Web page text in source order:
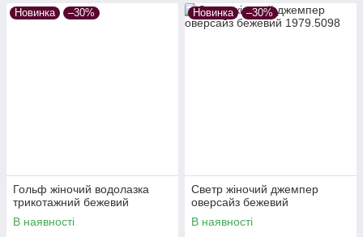
Новинка –30%
Гольф жіночий водолазка
трикотажний бежевий
В наявності
Новинка –30%
Светр жіночий джемпер
оверсайз бежевий
В наявності